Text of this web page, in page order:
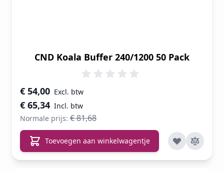
CND Koala Buffer 240/1200 50 Pack
Speciale prijs
€ 65,34
€ 54,00
Normale prijs: € 81,68
Toevoegen aan winkelwagentje